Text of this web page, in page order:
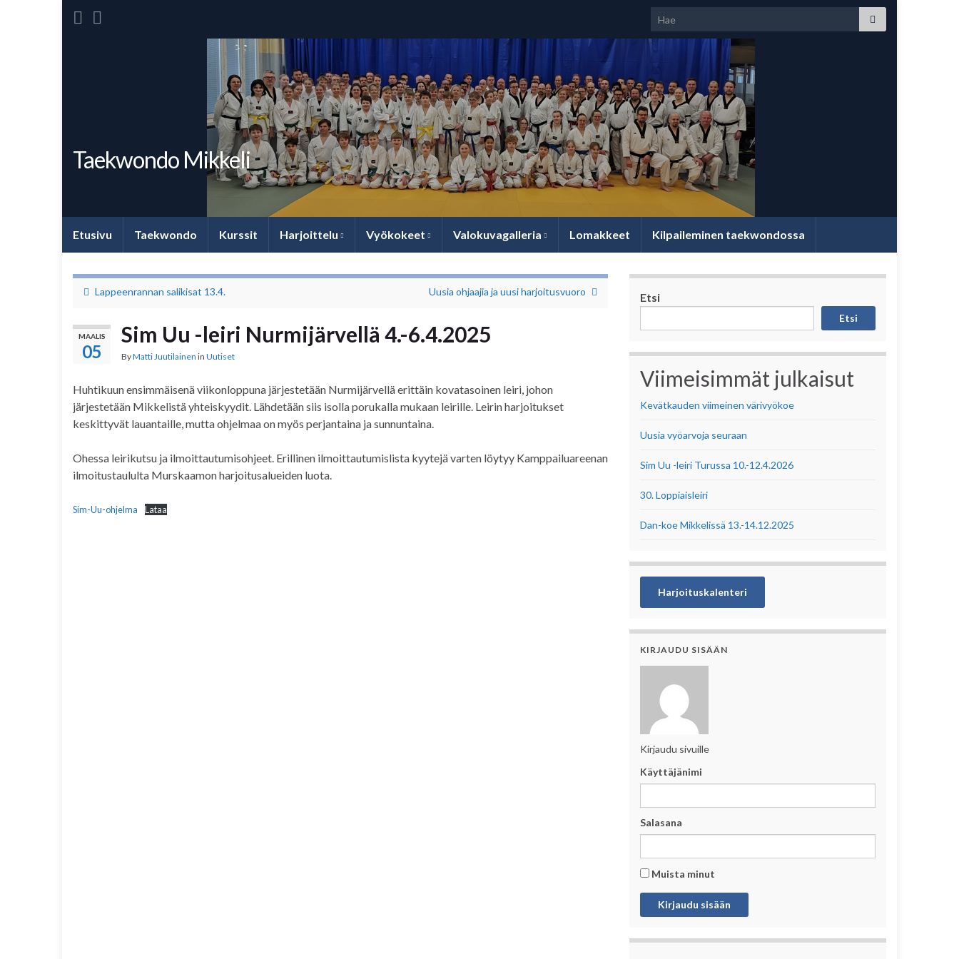
Search for:
Taekwondo Mikkeli
Etusivu Taekwondo Kurssit Harjoittelu Vyökokeet Valokuvagalleria Lomakkeet Kilpaileminen taekwondossa
Lappeenrannan salikisat 13.4. Uusia ohjaajia ja uusi harjoitusvuoro
MAALIS
05
Sim Uu -leiri Nurmijärvellä 4.-6.4.2025
ByMatti Juutilainen in Uutiset
Huhtikuun ensimmäisenä viikonloppuna järjestetään Nurmijärvellä erittäin kovatasoinen leiri, johon
järjestetään Mikkelistä yhteiskyydit. Lähdetään siis isolla porukalla mukaan leirille. Leirin harjoitukset
keskittyvät lauantaille, mutta ohjelmaa on myös perjantaina ja sunnuntaina.
Ohessa leirikutsu ja ilmoittautumisohjeet. Erillinen ilmoittautumislista kyytejä varten löytyy Kamppailuareenan
ilmoitustaululta Murskaamon harjoitusalueiden luota.
Sim-Uu-ohjelma Lataa
Etsi
Etsi
Viimeisimmät julkaisut
Kevätkauden viimeinen värivyökoe
Uusia vyöarvoja seuraan
Sim Uu -leiri Turussa 10.-12.4.2026
30. Loppiaisleiri
Dan-koe Mikkelissä 13.-14.12.2025
Harjoituskalenteri
KIRJAUDU SISÄÄN
Kirjaudu sivuille
Käyttäjänimi
Salasana
Muista minut